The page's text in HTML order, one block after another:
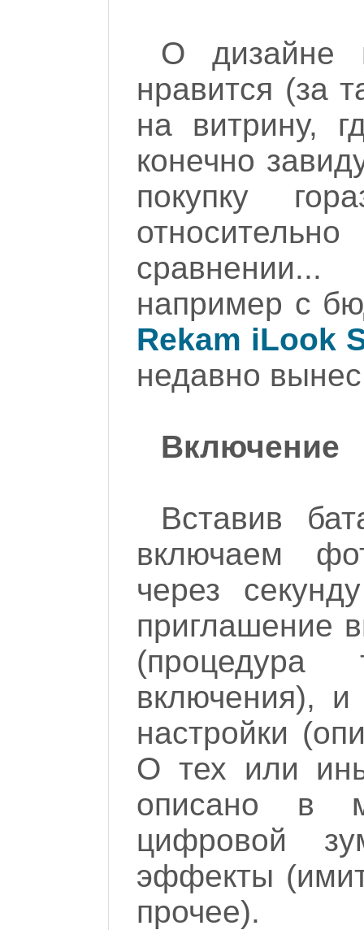
О дизайне
нравится (за
на витрину,
конечно
покупку
например с
Rekam iLook
недавно
Включение
Вставив
включаем
через
приглашение
(процедура
включения),
настройки
О тех или
описано в
цифровой
эффекты
прочее).